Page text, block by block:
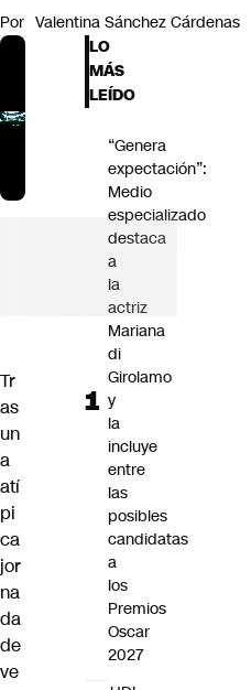
Por Valentina Sánchez Cárdenas
Tr
as
un
a
atí
pi
ca
jor
na
da
de
ve
LO
MÁS
LEÍDO
“Genera
expectación”:
Medio
especializado
destaca
a
la
actriz
Mariana
di
Girolamo
y
la
incluye
entre
las
posibles
candidatas
a
los
Premios
Oscar
2027